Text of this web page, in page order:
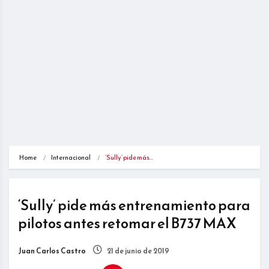
Home Internacional ‘Sully’ pide más…
‘Sully’ pide más entrenamiento para
pilotos antes retomar el B737 MAX
Juan Carlos Castro 21 de junio de 2019